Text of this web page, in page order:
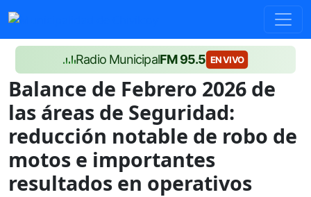
Radio MunicipalFM 95.5 EN VIVO
Balance de Febrero 2026 de
las áreas de Seguridad:
reducción notable de robo de
motos e importantes
resultados en operativos